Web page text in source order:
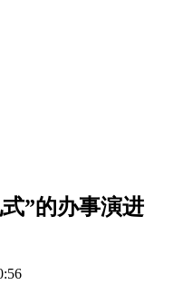
”的办事演进